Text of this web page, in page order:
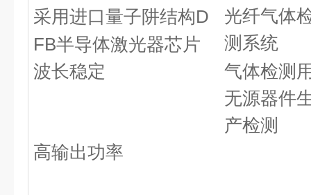
采用进口量子阱结构D
FB半导体激光器芯片
光纤气体
测系统
波长稳定
气体检测
无源器件
产检测
高输出功率